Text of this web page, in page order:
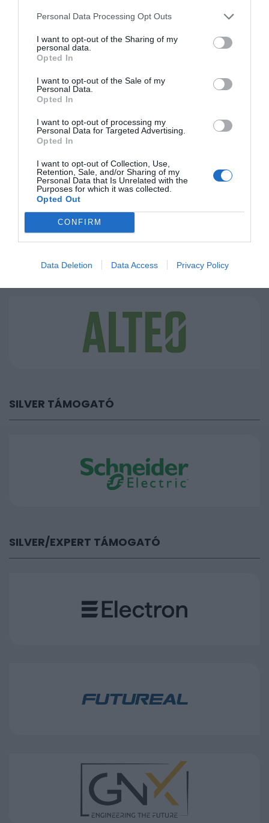
Personal Data Processing Opt Outs
I want to opt-out of the Sharing of my
personal data.
Opted In
I want to opt-out of the Sale of my
Personal Data.
Opted In
I want to opt-out of processing my
Personal Data for Targeted Advertising.
Opted In
I want to opt-out of Collection, Use,
Retention, Sale, and/or Sharing of my
Personal Data that Is Unrelated with the
Purposes for which it was collected.
Opted Out
CONFIRM
Data Deletion Data Access Privacy Policy
SUPER GOLD+ TÁMOGATÓ
GOLD TÁMOGATÓ
SILVER TÁMOGATÓ
SILVER/EXPERT TÁMOGATÓ